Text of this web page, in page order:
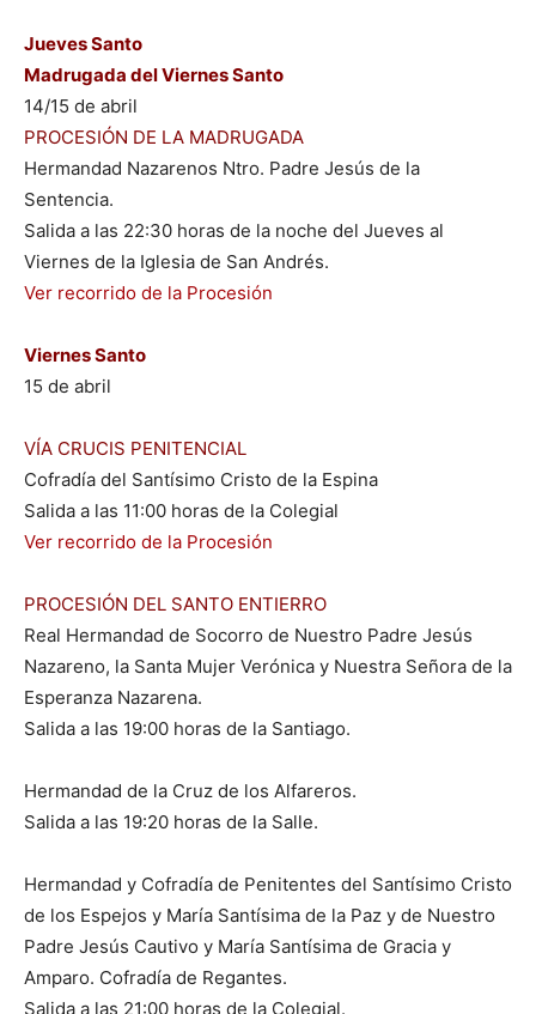
Jueves Santo
Madrugada delViernes Santo
14/15 de abril
PROCESIÓN DE LA MADRUGADA
Hermandad Nazarenos Ntro. Padre Jesús de la
Sentencia.
Salida a las 22:30 horas de la noche del Jueves al
Viernes de la Iglesia de San Andrés.
Ver recorrido de la Procesión
Viernes Santo
15 de abril
VÍA CRUCIS PENITENCIAL
Cofradía del Santísimo Cristo de la Espina
Salida a las 11:00 horas de la Colegial
Ver recorrido de la Procesión
PROCESIÓN DEL SANTO ENTIERRO
Real Hermandad de Socorro de Nuestro Padre Jesús
Nazareno, la Santa Mujer Verónica y Nuestra Señora de la
Esperanza Nazarena.
Salida a las 19:00 horas de la Santiago.
Hermandad de la Cruz de los Alfareros.
Salida a las 19:20 horas de la Salle.
Hermandad y Cofradía de Penitentes del Santísimo Cristo
de los Espejos y María Santísima de la Paz y de Nuestro
Padre Jesús Cautivo y María Santísima de Gracia y
Amparo. Cofradía de Regantes.
Salida a las 21:00 horas de la Colegial.